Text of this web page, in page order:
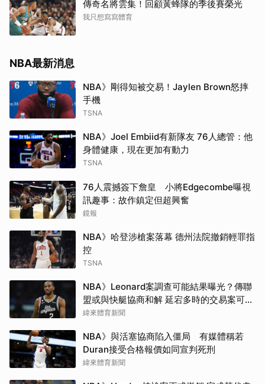
傳奇名將雲集！回顧黃蜂隊的季後賽榮光
我只想寫寫體育
NBA最新消息
NBA》剛得知被交易！Jaylen Brown怒摔
手機
TSNA
NBA》Joel Embiid有新隊友 76人總管：他
身體健康，現在更加有動力
TSNA
76人震撼簽下詹皇 小將Edgecombe曝視
訊趣事：故作鎮定但超興奮
鏡報
NBA》哈登涉槍案落幕 德州法院撤銷輕罪指
控
TSNA
NBA》Leonard案調查可能結果曝光？傳聯
盟或與快艇協商和解 延宕多時的交易案可望
於開季前成行
緯來體育新聞
NBA》與活塞協商陷入僵局 有媒體稱若
Duran接受合格報價如同宣判死刑
緯來體育新聞